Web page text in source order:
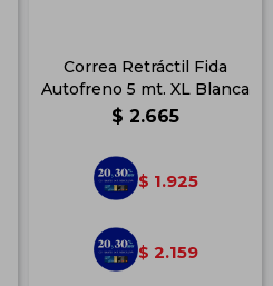
Correa Retráctil Fida
Autofreno 5 mt. XL Blanca
$ 2.665
$ 1.925
$ 2.159